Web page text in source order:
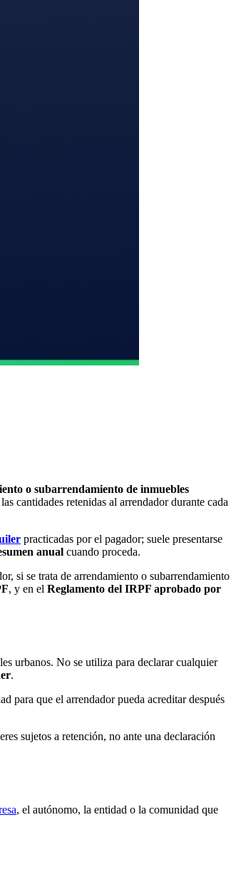
o subarrendamiento de inmuebles
cantidades retenidas al arrendador durante cada
practicadas por el pagador; suele presentarse
anual cuando proceda.
si se trata de arrendamiento o subarrendamiento
, y en el Reglamento del IRPF aprobado por
urbanos. No se utiliza para declarar cualquier
.
para que el arrendador pueda acreditar después
sujetos a retención, no ante una declaración
, el autónomo, la entidad o la comunidad que